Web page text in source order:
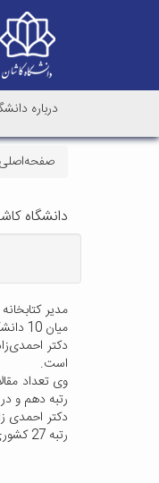
درباره
صفحه‌اصلی
دانشگاه
میان 10 دانشگاه برتر جامع ایران قرار گرفت.
است.
وی تعداد
رتبه دهم و
رتبه 27 کشوری را کسب نموده و نسبت به تعداد دانشگاه‌های ایرانی حاضر در گزارش سال گذشته‌ی یورپ، جایگاه خود را در میان برترین دانشگاه‌های جامع کشور حفظ نموده است.